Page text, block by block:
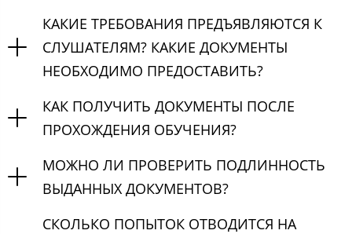
КАКИЕ ТРЕБОВАНИЯ ПРЕДЪЯВЛЯЮТСЯ К
СЛУШАТЕЛЯМ? КАКИЕ ДОКУМЕНТЫ
НЕОБХОДИМО ПРЕДОСТАВИТЬ?
КАК ПОЛУЧИТЬ ДОКУМЕНТЫ ПОСЛЕ
ПРОХОЖДЕНИЯ ОБУЧЕНИЯ?
МОЖНО ЛИ ПРОВЕРИТЬ ПОДЛИННОСТЬ
ВЫДАННЫХ ДОКУМЕНТОВ?
СКОЛЬКО ПОПЫТОК ОТВОДИТСЯ НА